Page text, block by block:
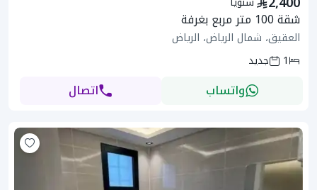
شقة 100 متر مربع بغرفة
العقيق، شمال الرياض، الرياض
1
جديد
واتساب اتصال